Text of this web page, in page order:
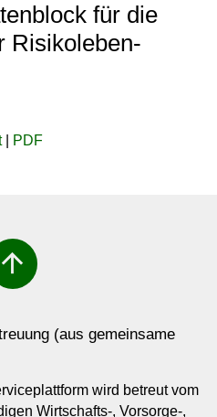
für die
Risikoleben-
| PDF
arrow_upward
(aus gemeinsame
wird betreut vom
Wirtschafts-, Vorsorge-,